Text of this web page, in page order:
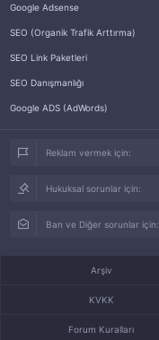
Google Adsense
SEO (Organik Trafik Arttırma)
SEO Link Paketleri
SEO Danışmanlığı
Google ADS (AdWords)
Reklam vermek için:
Hukuksal sorunlar için:
Ban ve Diğer sorunlar için:
Arşiv
KVKK
Forum Kuralları